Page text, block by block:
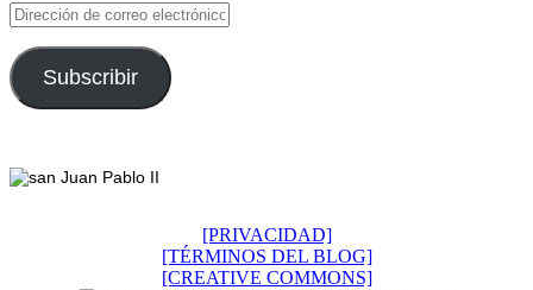
Dirección
de
correo
electrónico
Subscribir
[PRIVACIDAD]
[TÉRMINOS DEL BLOG]
[CREATIVE COMMONS]